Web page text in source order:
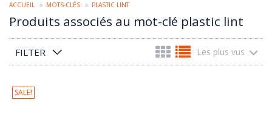
ACCUEIL MOTS-CLÉS PLASTIC LINT
Produits associés au mot-clé plastic lint
FILTER Les plus vus
SALE!